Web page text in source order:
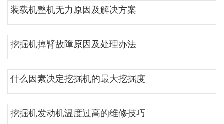
装载机整机无力原因及解决方案
挖掘机掉臂故障原因及处理办法
什么因素决定挖掘机的最大挖掘度
挖掘机发动机温度过高的维修技巧